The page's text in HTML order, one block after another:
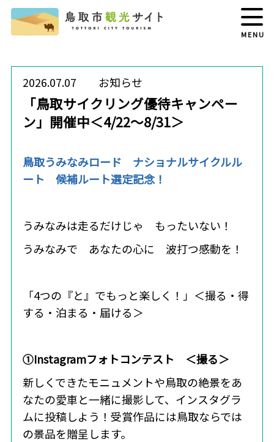
MENU
「鳥取サイクリング優待キャンペー
ン」開催中＜4/22～8/31＞
2026.07.07 お知らせ
鳥取うみなみロード ナショナルサイクルル
ート 候補ルート選定記念！
うみなみは走るだけじゃ もったいない！
うみなみで あなたの心に 波打つ感動を！
「4つの『と』でもっと楽しく！」＜撮る・得
する・泊まる・届ける＞
①Instagramフォトコンテスト ＜撮る＞
新しくできたモニュメントや鳥取の絶景をあ
なたの愛車と一緒に撮影して、インスタグラ
ムに投稿しよう！受賞作品には鳥取ならでは
の景品を贈呈します。